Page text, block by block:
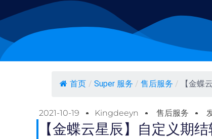
首页 / Super 服务 / 售后服务 / 【金蝶
2021-10-19 Kingdeeyn 售后服务
【金蝶云星辰】自定义期